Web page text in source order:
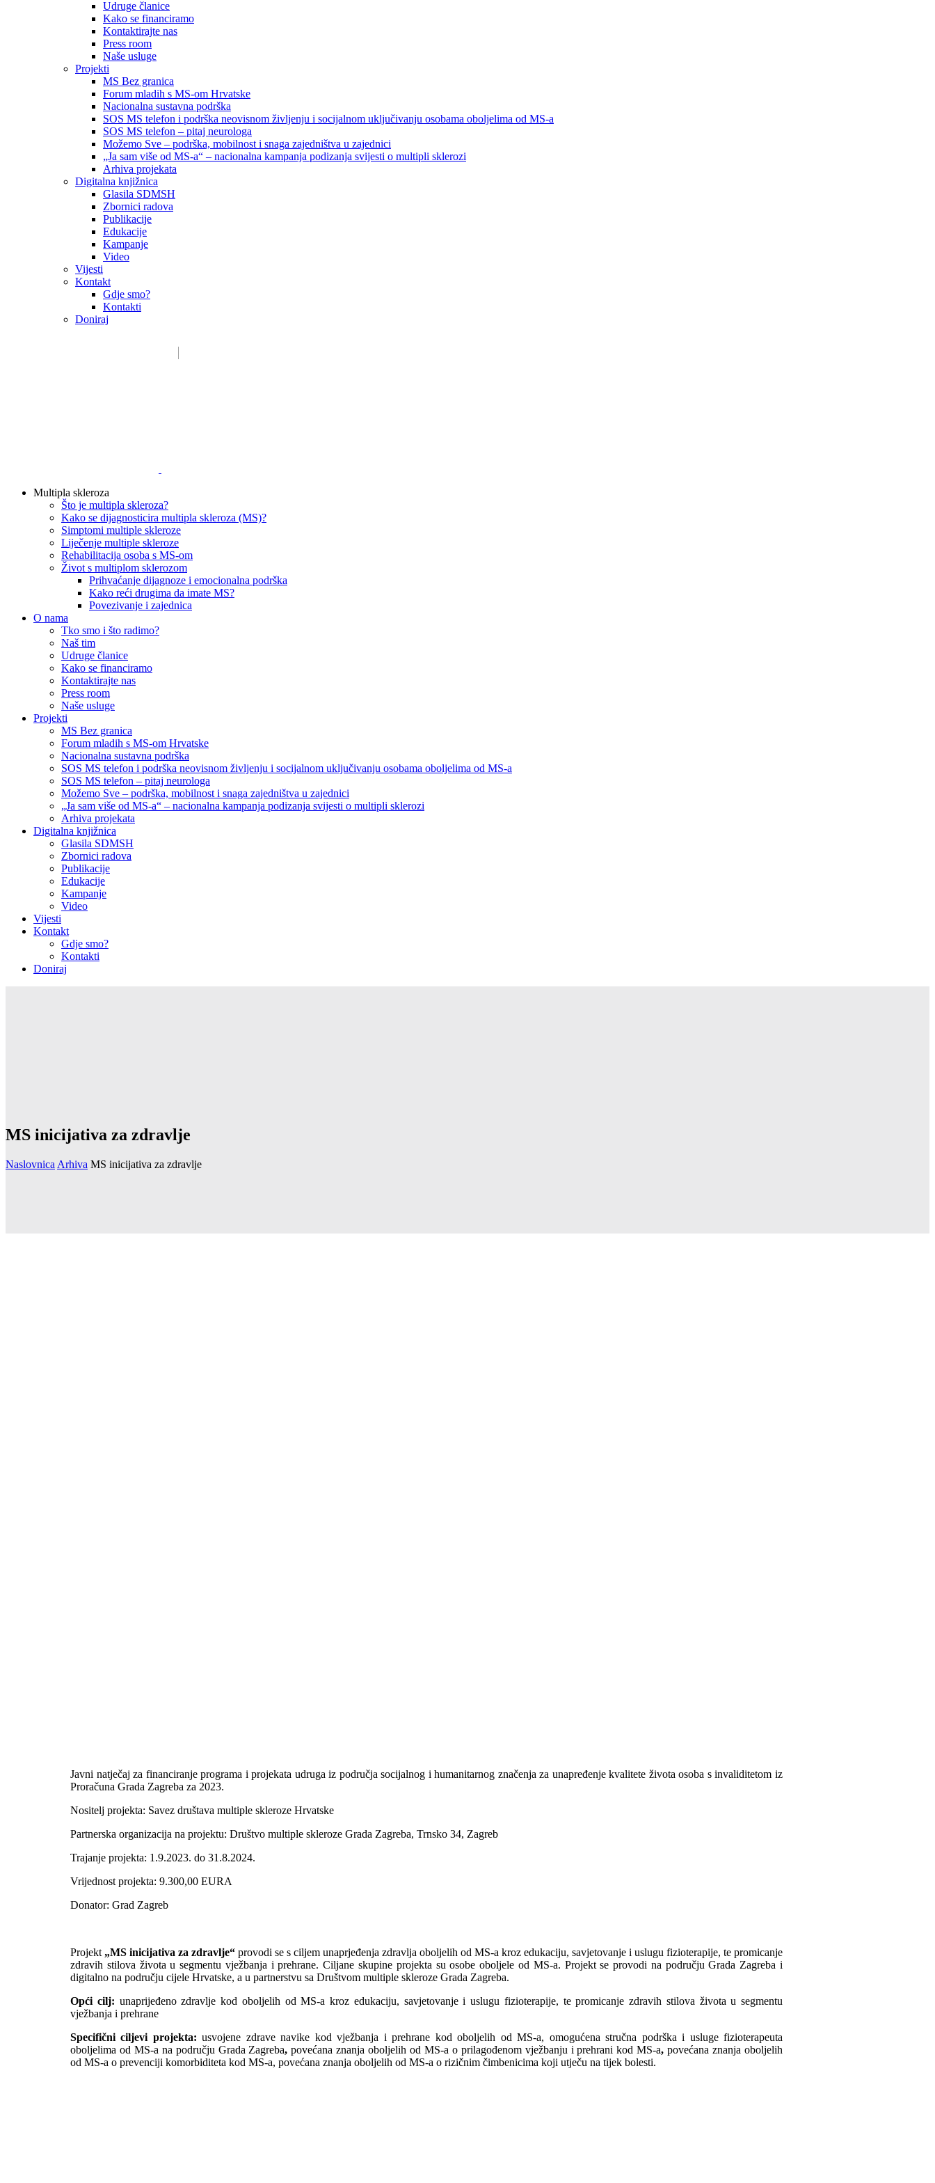
Udruge članice
Kako se financiramo
Kontaktirajte nas
Press room
Naše usluge
Projekti
MS Bez granica
Forum mladih s MS-om Hrvatske
Nacionalna sustavna podrška
SOS MS telefon i podrška neovisnom življenju i socijalnom uključivanju osobama oboljelima od MS-a
SOS MS telefon – pitaj neurologa
Možemo Sve – podrška, mobilnost i snaga zajedništva u zajednici
„Ja sam više od MS-a“ – nacionalna kampanja podizanja svijesti o multipli sklerozi
Arhiva projekata
Digitalna knjižnica
Glasila SDMSH
Zbornici radova
Publikacije
Edukacije
Kampanje
Video
Vijesti
Kontakt
Gdje smo?
Kontakti
Doniraj
Multipla skleroza
Što je multipla skleroza?
Kako se dijagnosticira multipla skleroza (MS)?
Simptomi multiple skleroze
Liječenje multiple skleroze
Rehabilitacija osoba s MS-om
Život s multiplom sklerozom
Prihvaćanje dijagnoze i emocionalna podrška
Kako reći drugima da imate MS?
Povezivanje i zajednica
O nama
Tko smo i što radimo?
Naš tim
Udruge članice
Kako se financiramo
Kontaktirajte nas
Press room
Naše usluge
Projekti
MS Bez granica
Forum mladih s MS-om Hrvatske
Nacionalna sustavna podrška
SOS MS telefon i podrška neovisnom življenju i socijalnom uključivanju osobama oboljelima od MS-a
SOS MS telefon – pitaj neurologa
Možemo Sve – podrška, mobilnost i snaga zajedništva u zajednici
„Ja sam više od MS-a“ – nacionalna kampanja podizanja svijesti o multipli sklerozi
Arhiva projekata
Digitalna knjižnica
Glasila SDMSH
Zbornici radova
Publikacije
Edukacije
Kampanje
Video
Vijesti
Kontakt
Gdje smo?
Kontakti
Doniraj
MS inicijativa za zdravlje
Naslovnica Arhiva MS inicijativa za zdravlje
Javni natječaj za financiranje programa i projekata udruga iz područja socijalnog i humanitarnog značenja za unapređenje kvalitete života osoba s invaliditetom iz
Proračuna Grada Zagreba za 2023.
Nositelj projekta: Savez društava multiple skleroze Hrvatske
Partnerska organizacija na projektu: Društvo multiple skleroze Grada Zagreba, Trnsko 34, Zagreb
Trajanje projekta: 1.9.2023. do 31.8.2024.
Vrijednost projekta: 9.300,00 EURA
Donator: Grad Zagreb
Projekt „MS inicijativa za zdravlje“ provodi se s ciljem unaprjeđenja zdravlja oboljelih od MS-a kroz edukaciju, savjetovanje i uslugu fizioterapije, te promicanje
zdravih stilova života u segmentu vježbanja i prehrane. Ciljane skupine projekta su osobe oboljele od MS-a. Projekt se provodi na području Grada Zagreba i
digitalno na području cijele Hrvatske, a u partnerstvu sa Društvom multiple skleroze Grada Zagreba.
Opći cilj: unaprijeđeno zdravlje kod oboljelih od MS-a kroz edukaciju, savjetovanje i uslugu fizioterapije, te promicanje zdravih stilova života u segmentu
vježbanja i prehrane
Specifični ciljevi projekta:usvojene zdrave navike kod vježbanja i prehrane kod oboljelih od MS-a, omogućena stručna podrška i usluge fizioterapeuta
oboljelima od MS-a na području Grada Zagreba,povećana znanja oboljelih od MS-a o prilagođenom vježbanju i prehrani kod MS-a,povećana znanja oboljelih
od MS-a o prevenciji komorbiditeta kod MS-a, povećana znanja oboljelih od MS-a o rizičnim čimbenicima koji utječu na tijek bolesti.